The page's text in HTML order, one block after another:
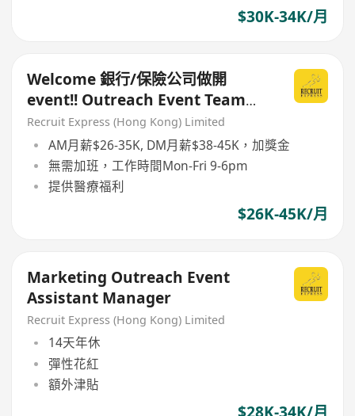
$30K-34K/月
Welcome 銀行/保險公司做開
event!! Outreach Event Team
AM / DM
Recruit Express (Hong Kong) Limited
AM月薪$26-35K, DM月薪$38-45K，加獎金
無需加班，工作時間Mon-Fri 9-6pm
提供醫療福利
$26K-45K/月
Marketing Outreach Event
Assistant Manager
Recruit Express (Hong Kong) Limited
14天年休
彈性花紅
額外津貼